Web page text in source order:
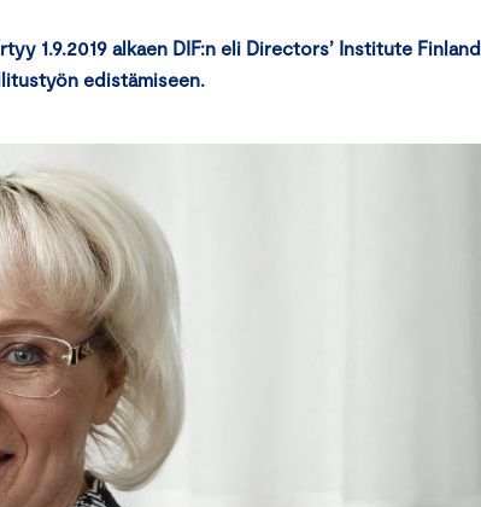
1.9.2019 alkaen DIF:n eli Directors’ Institute
edistämiseen.